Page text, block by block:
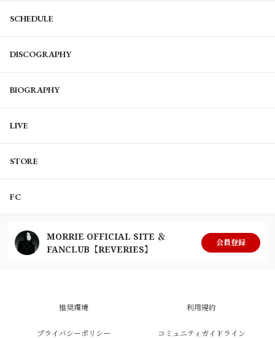
SCHEDULE
DISCOGRAPHY
BIOGRAPHY
LIVE
STORE
FC
MORRIE OFFICIAL SITE ＆
FANCLUB【REVERIES】
会員登録
推奨環境 利用規約
プライバシーポリシー コミュニティガイドライン